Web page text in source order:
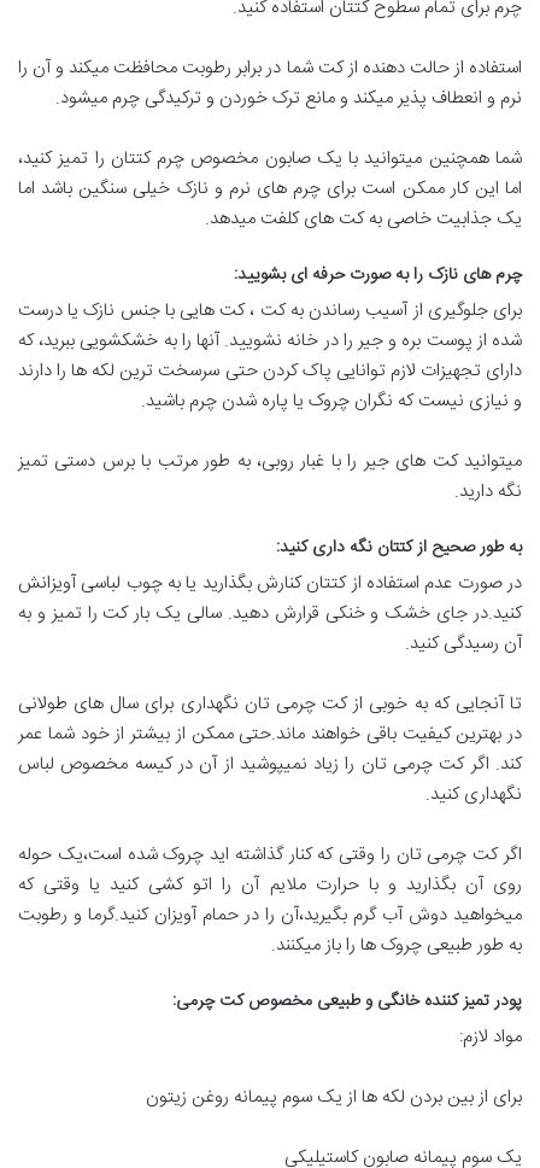
چرم برای تمام سطوح کتتان استفاده کنید.
استفاده از حالت دهنده از کت شما در برابر رطوبت محافظت میکند و آن را
نرم و انعطاف پذیر میکند و مانع ترک خوردن و ترکیدگی چرم میشود.
شما همچنین میتوانید با یک صابون مخصوص چرم کتتان را تمیز کنید،
اما این کار ممکن است برای چرم های نرم و نازک خیلی سنگین باشد اما
یک جذابیت خاصی به کت های کلفت میدهد.
چرم های نازک را به صورت حرفه ای بشویید:
برای جلوگیری از آسیب رساندن به کت ، کت هایی با جنس نازک یا درست
شده از پوست بره و جیر را در خانه نشویید. آنها را به خشکشویی ببرید، که
دارای تجهیزات لازم توانایی پاک کردن حتی سرسخت ترین لکه ها را دارند
و نیازی نیست که نگران چروک یا پاره شدن چرم باشید.
میتوانید کت های جیر را با غبار روبی، به طور مرتب با برس دستی تمیز
نگه دارید.
به طور صحیح از کتتان نگه داری کنید:
در صورت عدم استفاده از کتتان کنارش بگذارید یا به چوب لباسی آویزانش
کنید.در جای خشک و خنکی قرارش دهید. سالی یک بار کت را تمیز و به
آن رسیدگی کنید.
تا آنجایی که به خوبی از کت چرمی تان نگهداری برای سال های طولانی
در بهترین کیفیت باقی خواهند ماند.حتی ممکن از بیشتر از خود شما عمر
کند. اگر کت چرمی تان را زیاد نمیپوشید از آن در کیسه مخصوص لباس
نگهداری کنید.
اگر کت چرمی تان را وقتی که کنار گذاشته اید چروک شده است،یک حوله
روی آن بگذارید و با حرارت ملایم آن را اتو کشی کنید یا وقتی که
میخواهید دوش آب گرم بگیرید،آن را در حمام آویزان کنید.گرما و رطوبت
به طور طبیعی چروک ها را باز میکنند.
پودر تمیز کننده خانگی و طبیعی مخصوص کت چرمی:
مواد لازم:
برای از بین بردن لکه ها از یک سوم پیمانه روغن زیتون
یک سوم پیمانه صابون کاستیلیکی